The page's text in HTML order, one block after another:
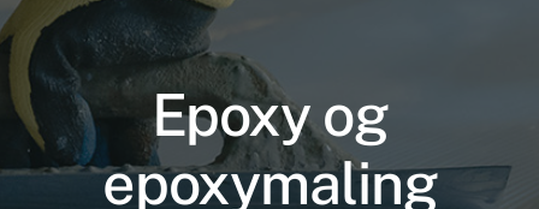
Epoxy og
epoxymaling
Nødvendige
Disse cookies